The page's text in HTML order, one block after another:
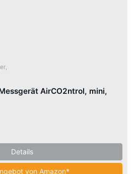
,
AirCO2ntrol, mini,
Details
von Amazon*